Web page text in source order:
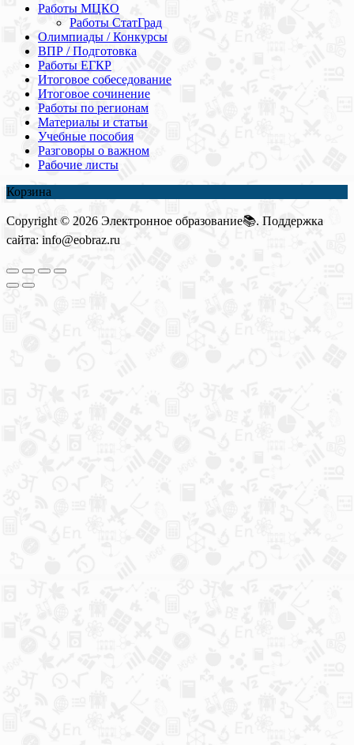
Работы МЦКО
Работы СтатГрад
Олимпиады / Конкурсы
ВПР / Подготовка
Работы ЕГКР
Итоговое собеседование
Итоговое сочинение
Работы по регионам
Материалы и статьи
Учебные пособия
Разговоры о важном
Рабочие листы
Корзина
Copyright © 2026 Электронное образование📚. Поддержка
сайта: info@eobraz.ru